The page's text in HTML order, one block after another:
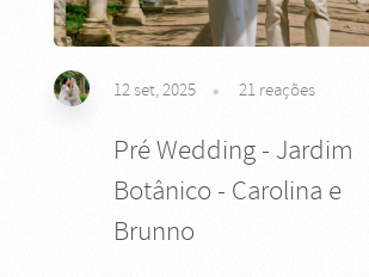
12 set, 2025 21 reações
Pré Wedding - Jardim
Botânico - Carolina e
Brunno